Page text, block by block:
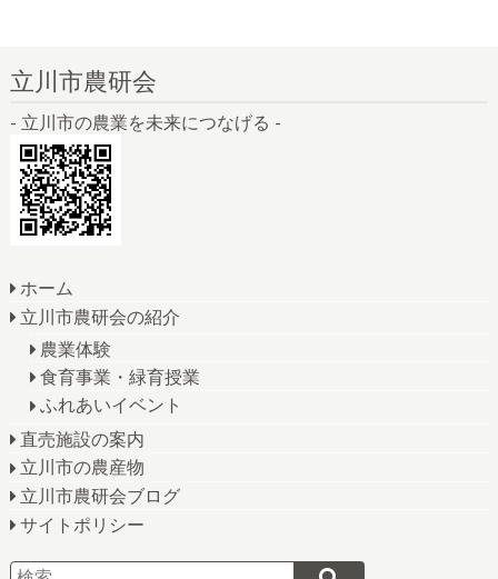
立川市農研会
- 立川市の農業を未来につなげる -
ホーム
立川市農研会の紹介
農業体験
食育事業・緑育授業
ふれあいイベント
直売施設の案内
立川市の農産物
立川市農研会ブログ
サイトポリシー